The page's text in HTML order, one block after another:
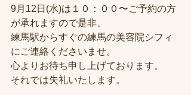
9月12日(水)は１０：００〜ご予約の方
が承れますので是非、
練馬駅からすぐの練馬の美容院シフィ
にご連絡くださいませ。
心よりお待ち申し上げております。
それでは失礼いたします。